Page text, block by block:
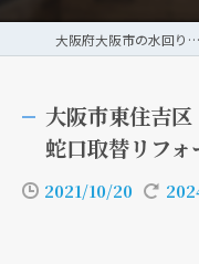
大阪府大阪市の水回りリフォームなら株式会社トーシン
大阪市東住吉
蛇口取替リフォ
2021/10/20